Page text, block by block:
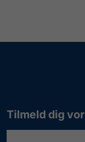
Tilmeld dig